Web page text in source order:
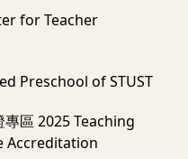
for Teacher
Preschool of STUST
區 2025 Teaching
Accreditation